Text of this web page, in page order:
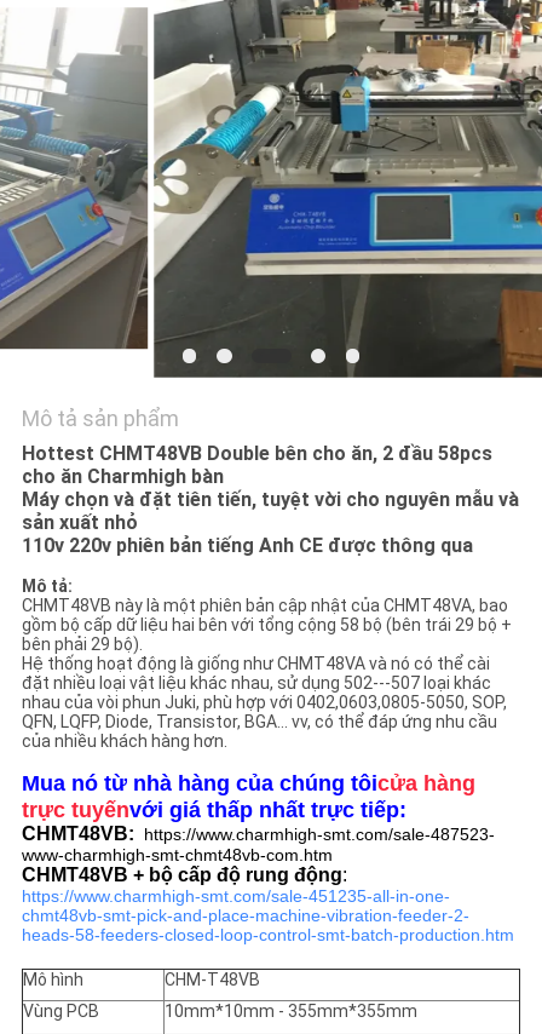
VỚI
CHÚNG
TÔI
TIN
TỨC
SHOPPING
ON
SƠ
ĐỒ
TRANG
WEB
CHÍNH
SÁCH
BẢO
MẬT
Mô tả sản phẩm
Hottest CHMT48VB Double bên cho ăn, 2 đầu 58pcs
cho ăn Charmhigh bàn
Máy chọn và đặt tiên tiến, tuyệt vời cho nguyên mẫu và
sản xuất nhỏ
110v 220v phiên bản tiếng Anh CE được thông qua
Mô tả:
CHMT48VB này là một phiên bản cập nhật của CHMT48VA, bao
gồm bộ cấp dữ liệu hai bên với tổng cộng 58 bộ (bên trái 29 bộ +
bên phải 29 bộ).
Hệ thống hoạt động là giống như CHMT48VA và nó có thể cài
đặt nhiều loại vật liệu khác nhau, sử dụng 502---507 loại khác
nhau của vòi phun Juki, phù hợp với 0402,0603,0805-5050, SOP,
QFN, LQFP, Diode, Transistor, BGA... vv, có thể đáp ứng nhu cầu
của nhiều khách hàng hơn.
Mua nó từ nhà hàng của chúng tôicửa hàng
trực tuyếnvới giá thấp nhất trực tiếp:
CHMT48VB:
https://www.charmhigh-smt.com/sale-487523-
www-charmhigh-smt-chmt48vb-com.htm
CHMT48VB + bộ cấp độ rung động:
https://www.charmhigh-smt.com/sale-451235-all-in-one-
chmt48vb-smt-pick-and-place-machine-vibration-feeder-2-
heads-58-feeders-closed-loop-control-smt-batch-production.htm
Mô hình
CHM-T48VB
Vùng PCB
10mm*10mm - 355mm*355mm